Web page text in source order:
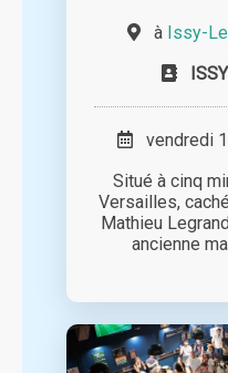
à Issy-
vendredi
Situé à cinq
Versailles,
Mathieu
ancienne